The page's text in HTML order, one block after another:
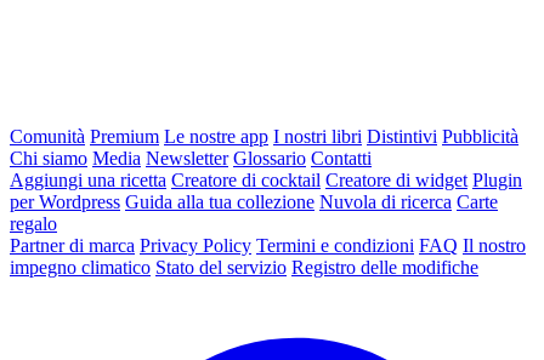
Comunità Premium Le nostre app I nostri libri Distintivi Pubblicità
Chi siamo Media Newsletter Glossario Contatti
Aggiungi una ricetta Creatore di cocktail Creatore di widget Plugin
per Wordpress Guida alla tua collezione Nuvola di ricerca Carte
regalo
Partner di marca Privacy Policy Termini e condizioni FAQ Il nostro
impegno climatico Stato del servizio Registro delle modifiche